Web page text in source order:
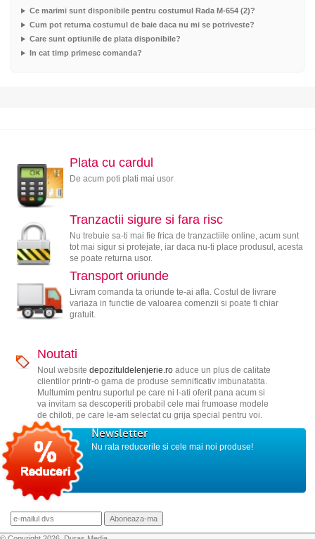
Ce marimi sunt disponibile pentru costumul Rada M-654 (2)?
Cum pot returna costumul de baie daca nu mi se potriveste?
Care sunt optiunile de plata disponibile?
In cat timp primesc comanda?
Plata cu cardul
De acum poti plati mai usor
Tranzactii sigure si fara risc
Nu trebuie sa-ti mai fie frica de tranzactiile online, acum sunt
tot mai sigur si protejate, iar daca nu-ti place produsul, acesta
se poate returna usor.
Transport oriunde
Livram comanda ta oriunde te-ai afla. Costul de livrare
variaza in functie de valoarea comenzii si poate fi chiar
gratuit.
Noutati
Noul website depozituldelenjerie.roaduce un plus de calitate
clientilor printr-o gama de produse semnificativ imbunatatita.
Multumim pentru suportul pe care ni l-ati oferit pana acum si
va invitam sa descoperiti probabil cele mai frumoase modele
de chiloti, pe care le-am selectat cu grija special pentru voi.
Newsletter
Nu rata reducerile si cele mai noi produse!